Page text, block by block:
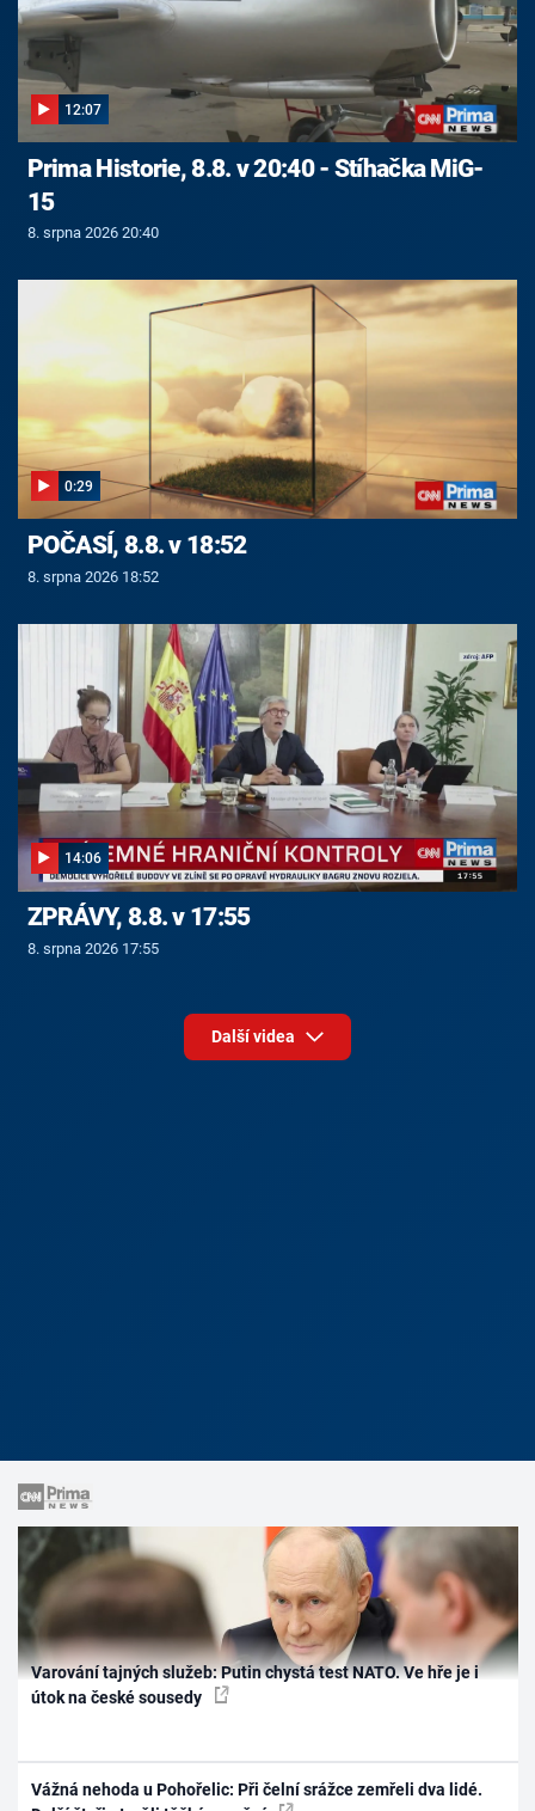
12:07
Prima Historie, 8.8. v 20:40 - Stíhačka MiG-
15
8. srpna 2026 20:40
0:29
POČASÍ, 8.8. v 18:52
8. srpna 2026 18:52
14:06
ZPRÁVY, 8.8. v 17:55
8. srpna 2026 17:55
Další videa
Varování tajných služeb: Putin chystá test NATO. Ve hře je i
útok na české sousedy
Vážná nehoda u Pohořelic: Při čelní srážce zemřeli dva lidé.